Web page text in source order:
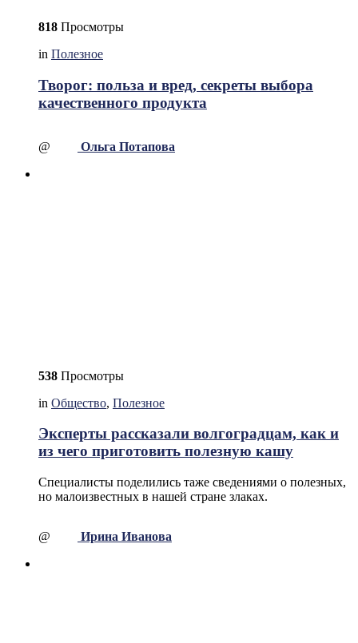
818 Просмотры
in Полезное
Творог: польза и вред, секреты выбора
качественного продукта
@ Ольга Потапова
538 Просмотры
in Общество, Полезное
Эксперты рассказали волгоградцам, как и
из чего приготовить полезную кашу
Специалисты поделились таже сведениями о полезных,
но малоизвестных в нашей стране злаках.
@ Ирина Иванова